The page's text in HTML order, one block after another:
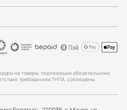
на товары, подлежащие обязательному
требованиям ТНПА, соблюдены